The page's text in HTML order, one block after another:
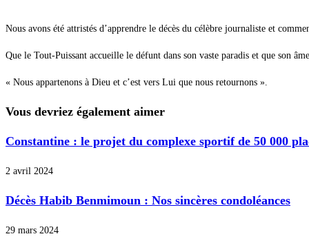
Nous avons été attristés d’apprendre le décès du célèbre journaliste et
Que le Tout-Puissant accueille le défunt dans son vaste paradis et que son
« Nous appartenons à Dieu et c’est vers Lui que nous retournons ».
Vous devriez également aimer
Constantine : le projet du complexe sportif de 50 000
2 avril 2024
Décès Habib Benmimoun : Nos sincères condoléances
29 mars 2024